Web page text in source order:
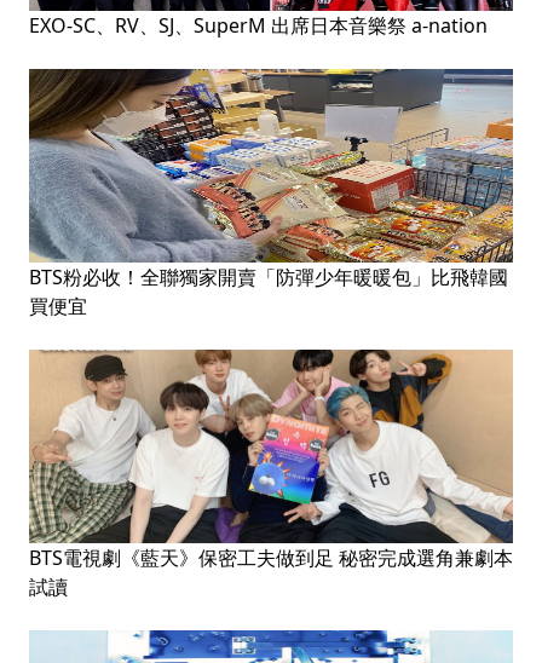
EXO-SC、RV、SJ、SuperM 出席日本音樂祭 a-nation
BTS粉必收！全聯獨家開賣「防彈少年暖暖包」比飛韓國
買便宜
BTS電視劇《藍天》保密工夫做到足 秘密完成選角兼劇本
試讀